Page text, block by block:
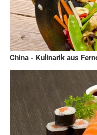
China - Kulinarik aus